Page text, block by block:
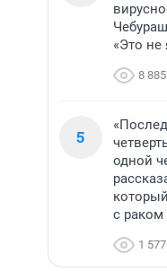
«Это не
8 885
5
одной
с раком
1 577